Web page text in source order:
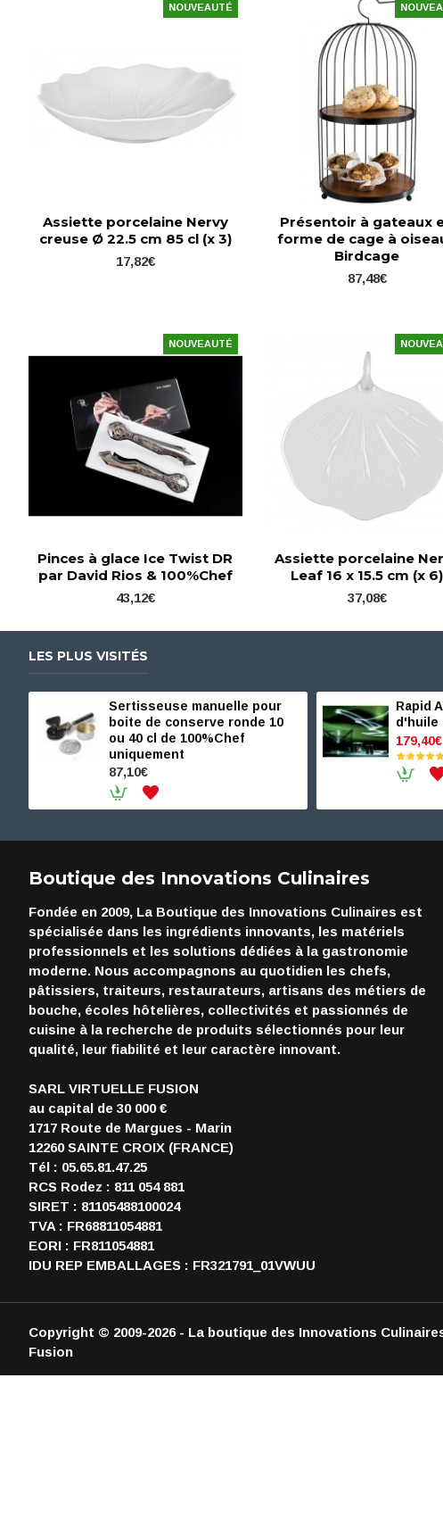
NOUVEAUTÉ
Assiette porcelaine Nervy
creuse Ø 22.5 cm 85 cl (x 3)
17,82€
Présentoir à gateaux
forme de cage à
Birdcage
87,48€
NOUVEAUTÉ
Pinces à glace Ice Twist DR
par David Rios & 100%Chef
43,12€
Assiette porcelaine
Leaf 16 x 15.5 cm (x 6)
37,08€
LES PLUS VISITÉS
Sertisseuse manuelle pour
boite de conserve ronde 10
ou 40 cl de 100%Chef
uniquement
87,10€
Rapid
d'huile
179,40€
Boutique des Innovations Culinaires
Fondée en 2009, La Boutique des Innovations Culinaires est
spécialisée dans les ingrédients innovants, les matériels
professionnels et les solutions dédiées à la gastronomie
moderne. Nous accompagnons au quotidien les chefs,
pâtissiers, traiteurs, restaurateurs, artisans des métiers de
bouche, écoles hôtelières, collectivités et passionnés de
cuisine à la recherche de produits sélectionnés pour leur
qualité, leur fiabilité et leur caractère innovant.
SARL VIRTUELLE FUSION
au capital de 30 000 €
1717 Route de Margues - Marin
12260 SAINTE CROIX (FRANCE)
Tél : 05.65.81.47.25
RCS Rodez : 811 054 881
SIRET : 81105488100024
TVA : FR68811054881
EORI : FR811054881
IDU REP EMBALLAGES : FR321791_01VWUU
Copyright © 2009-2026 - La boutique des Innovations
Fusion